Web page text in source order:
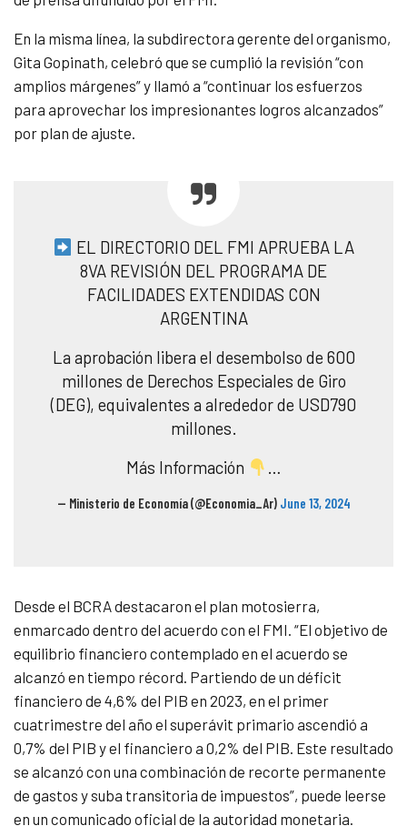
En la misma línea, la subdirectora gerente del organismo,
Gita Gopinath, celebró que se cumplió la revisión “con
amplios márgenes” y llamó a “continuar los esfuerzos
para aprovechar los impresionantes logros alcanzados”
por plan de ajuste.
EL DIRECTORIO DEL FMI APRUEBA LA
8VA REVISIÓN DEL PROGRAMA DE
FACILIDADES EXTENDIDAS CON
ARGENTINA
La aprobación libera el desembolso de 600
millones de Derechos Especiales de Giro
(DEG), equivalentes a alrededor de USD790
millones.
Más Información
…
— Ministerio de Economía (@Economia_Ar) June 13, 2024
Desde el BCRA destacaron el plan motosierra,
enmarcado dentro del acuerdo con el FMI. “El objetivo de
equilibrio financiero contemplado en el acuerdo se
alcanzó en tiempo récord. Partiendo de un déficit
financiero de 4,6% del PIB en 2023, en el primer
cuatrimestre del año el superávit primario ascendió a
0,7% del PIB y el financiero a 0,2% del PIB. Este resultado
se alcanzó con una combinación de recorte permanente
de gastos y suba transitoria de impuestos”, puede leerse
en un comunicado oficial de la autoridad monetaria.